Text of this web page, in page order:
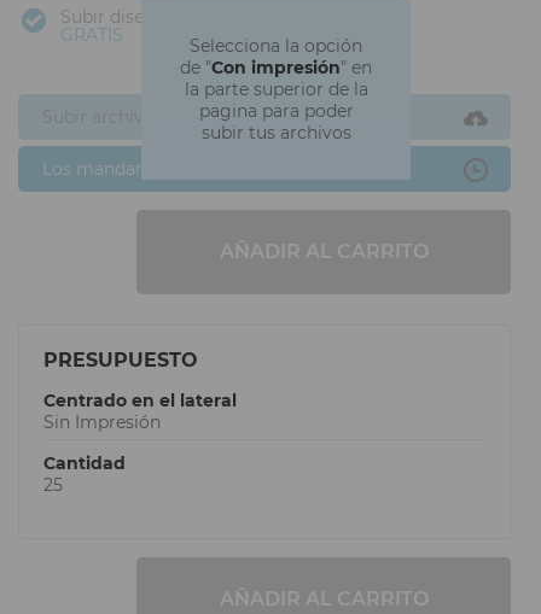
Selecciona la opción
de "Con impresión" en
la parte superior de la
pagina para poder
subir tus archivos
Subir diseño
GRATIS
Subir archivos ahora
Los mandaré después
AÑADIR AL CARRITO
PRESUPUESTO
Centrado en el lateral
Sin Impresión
Cantidad
25
AÑADIR AL CARRITO